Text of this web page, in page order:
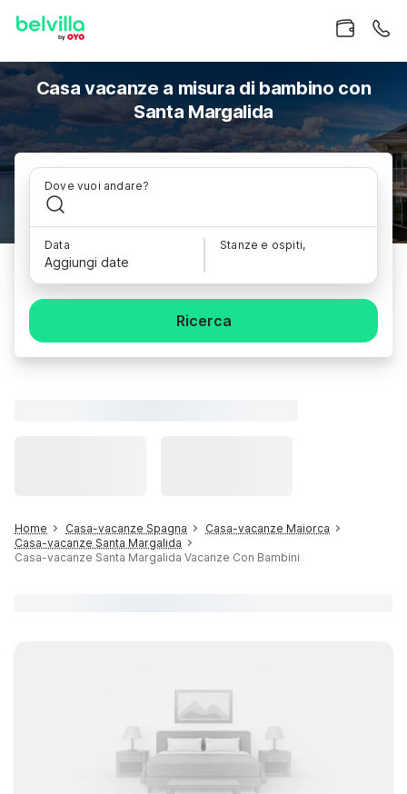
Casa vacanze a misura di bambino con
Santa Margalida
Dove vuoi andare?
Data
Aggiungi date
Stanze e ospiti,
Ricerca
Home Casa-vacanze Spagna
Casa-vacanze Maiorca
Casa-vacanze Santa Margalida
Casa-vacanze Santa Margalida Vacanze Con Bambini